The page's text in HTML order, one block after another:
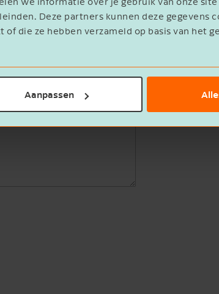
Deze partners kunnen deze gegevens
die ze hebben verzameld op basis van het
Aanpassen